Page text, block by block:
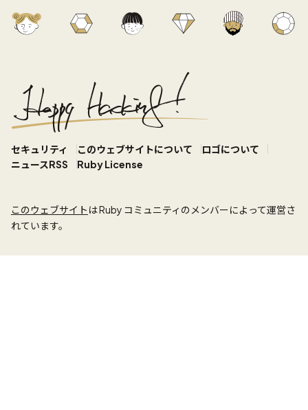
セキュリティ このウェブサイトについて
ロゴについて
ニュースRSS
Ruby License
このウェブサイト は Ruby コミュニティのメンバーによって運営さ
れています。